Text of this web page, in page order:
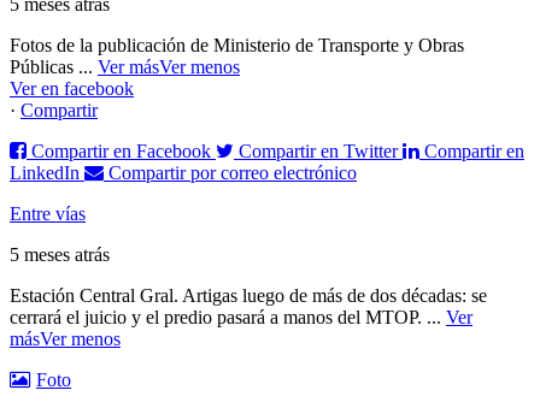
Fotos de la publicación de Ministerio de Transporte y Obras
Públicas ... Ver másVer menos
Ver en facebook
· Compartir
Compartir en Facebook
Compartir en Twitter
Compartir en
LinkedIn
Compartir por correo electrónico
Entre vías
5 meses atrás
Estación Central Gral. Artigas luego de más de dos décadas: se
cerrará el juicio y el predio pasará a manos del MTOP. ... Ver
másVer menos
Foto